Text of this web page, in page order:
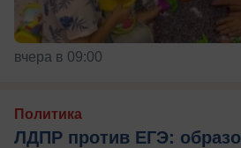
вчера в 09:00
Политика
ЛДПР против ЕГЭ: